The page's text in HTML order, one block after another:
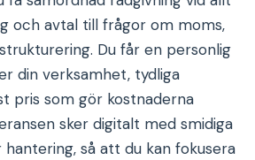
och avtal till frågor om moms,
Du får en personlig
din verksamhet, tydliga
pris som gör kostnaderna
sker digitalt med smidiga
så att du kan fokusera